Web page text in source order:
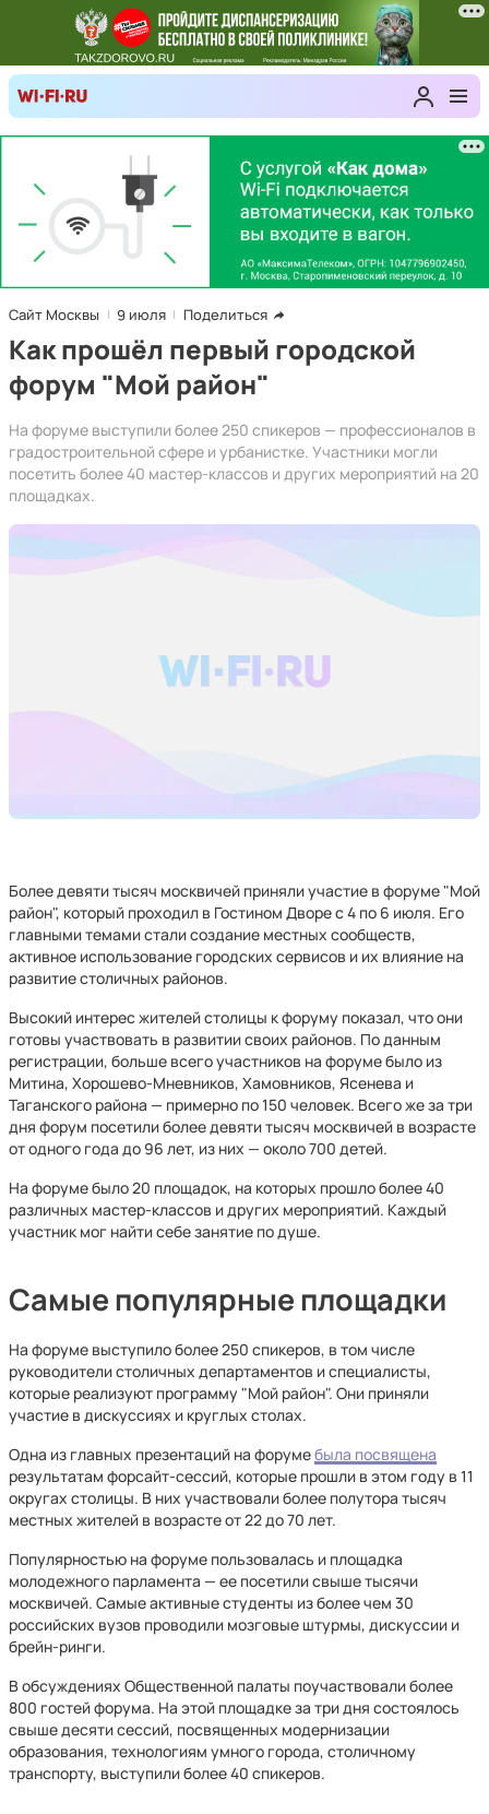
Сайт Москвы 9 июля Поделиться
Как прошёл первый городской
форум "Мой район"
На форуме выступили более 250 спикеров — профессионалов в
градостроительной сфере и урбанистке. Участники могли
посетить более 40 мастер-классов и других мероприятий на 20
площадках.
Более девяти тысяч москвичей приняли участие в форуме "Мой
район", который проходил в Гостином Дворе с 4 по 6 июля. Его
главными темами стали создание местных сообществ,
активное использование городских сервисов и их влияние на
развитие столичных районов.
Высокий интерес жителей столицы к форуму показал, что они
готовы участвовать в развитии своих районов. По данным
регистрации, больше всего участников на форуме было из
Митина, Хорошево-Мневников, Хамовников, Ясенева и
Таганского района — примерно по 150 человек. Всего же за три
дня форум посетили более девяти тысяч москвичей в возрасте
от одного года до 96 лет, из них — около 700 детей.
На форуме было 20 площадок, на которых прошло более 40
различных мастер-классов и других мероприятий. Каждый
участник мог найти себе занятие по душе.
Самые популярные площадки
На форуме выступило более 250 спикеров, в том числе
руководители столичных департаментов и специалисты,
которые реализуют программу "Мой район". Они приняли
участие в дискуссиях и круглых столах.
Одна из главных презентаций на форумебыла посвящена
результатам форсайт-сессий, которые прошли в этом году в 11
округах столицы. В них участвовали более полутора тысяч
местных жителей в возрасте от 22 до 70 лет.
Популярностью на форуме пользовалась и площадка
молодежного парламента — ее посетили свыше тысячи
москвичей. Самые активные студенты из более чем 30
российских вузов проводили мозговые штурмы, дискуссии и
брейн-ринги.
В обсуждениях Общественной палаты поучаствовали более
800 гостей форума. На этой площадке за три дня состоялось
свыше десяти сессий, посвященных модернизации
образования, технологиям умного города, столичному
транспорту, выступили более 40 спикеров.